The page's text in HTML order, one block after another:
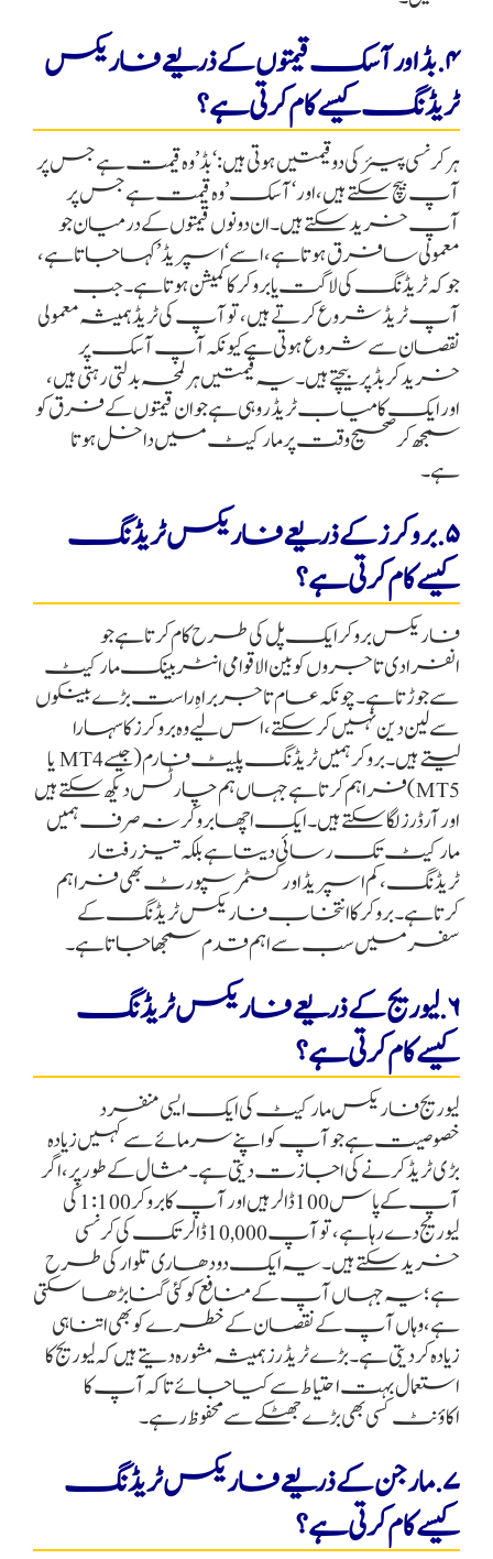
۴. بڈ اور آسک قیمتوں کے ذریعے فاریکس
ٹریڈنگ کیسے کام کرتی ہے؟
ہر کرنسی پیئر کی دو قیمتیں ہوتی ہیں: ‘بڈ’ وہ قیمت ہے جس پر
آپ بیچ سکتے ہیں، اور ‘آسک’ وہ قیمت ہے جس پر
آپ خرید سکتے ہیں۔ ان دونوں قیمتوں کے درمیان جو
معمولی سا فرق ہوتا ہے، اسے ‘اسپریڈ’ کہا جاتا ہے،
جو کہ ٹریڈنگ کی لاگت یا بروکر کا کمیشن ہوتا ہے۔ جب
آپ ٹریڈ شروع کرتے ہیں، تو آپ کی ٹریڈ ہمیشہ معمولی
نقصان سے شروع ہوتی ہے کیونکہ آپ آسک پر
خرید کر بڈ پر بیچتے ہیں۔ یہ قیمتیں ہر لمحہ بدلتی رہتی ہیں،
اور ایک کامیاب ٹریڈر وہی ہے جو ان قیمتوں کے فرق کو
سمجھ کر صحیح وقت پر مارکیٹ میں داخل ہوتا
ہے۔
۵. بروکرز کے ذریعے فاریکس ٹریڈنگ
کیسے کام کرتی ہے؟
فاریکس بروکر ایک پل کی طرح کام کرتا ہے جو
انفرادی تاجروں کو بین الاقوامی انٹر بینک مارکیٹ
سے جوڑتا ہے۔ چونکہ عام تاجر براہِ راست بڑے بینکوں
سے لین دین نہیں کر سکتے، اس لیے وہ بروکرز کا سہارا
لیتے ہیں۔ بروکر ہمیں ٹریڈنگ پلیٹ فارم (جیسے MT4 یا
MT5) فراہم کرتا ہے جہاں ہم چارٹس دیکھ سکتے ہیں
اور آرڈرز لگا سکتے ہیں۔ ایک اچھا بروکر نہ صرف ہمیں
مارکیٹ تک رسائی دیتا ہے بلکہ تیز رفتار
ٹریڈنگ، کم اسپریڈ اور کسٹمر سپورٹ بھی فراہم
کرتا ہے۔ بروکر کا انتخاب فاریکس ٹریڈنگ کے
سفر میں سب سے اہم قدم سمجھا جاتا ہے۔
۶. لیوریج کے ذریعے فاریکس ٹریڈنگ
کیسے کام کرتی ہے؟
لیوریج فاریکس مارکیٹ کی ایک ایسی منفرد
خصوصیت ہے جو آپ کو اپنے سرمائے سے کہیں زیادہ
بڑی ٹریڈ کرنے کی اجازت دیتی ہے۔ مثال کے طور پر، اگر
آپ کے پاس 100 ڈالر ہیں اور آپ کا بروکر 1:100 کی
لیوریج دے رہا ہے، تو آپ 10,000 ڈالر تک کی کرنسی
خرید سکتے ہیں۔ یہ ایک دو دھاری تلوار کی طرح
ہے؛ یہ جہاں آپ کے منافع کو کئی گنا بڑھا سکتی
ہے، وہاں آپ کے نقصان کے خطرے کو بھی اتنا ہی
زیادہ کر دیتی ہے۔ بڑے ٹریڈرز ہمیشہ مشورہ دیتے ہیں کہ لیوریج کا
استعمال بہت احتیاط سے کیا جائے تاکہ آپ کا
اکاؤنٹ کسی بھی بڑے جھٹکے سے محفوظ رہے۔
۷. مارجن کے ذریعے فاریکس ٹریڈنگ
کیسے کام کرتی ہے؟